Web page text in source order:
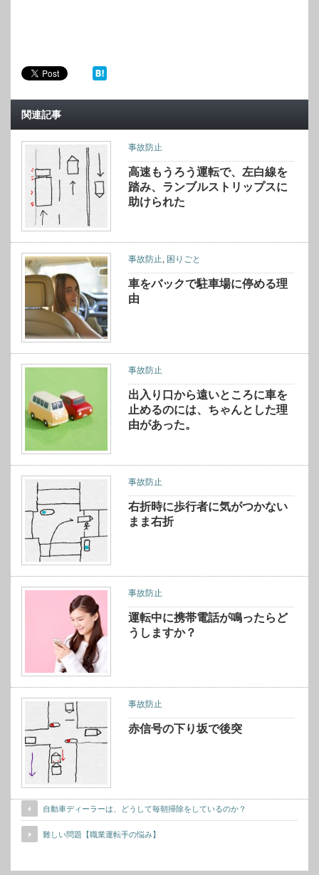
関連記事
事故防止
高速もうろう運転で、左白線を
踏み、ランブルストリップスに
助けられた
事故防止 困りごと
車をバックで駐車場に停める理
由
事故防止
出入り口から遠いところに車を
止めるのには、ちゃんとした理
由があった。
事故防止
右折時に歩行者に気がつかない
まま右折
事故防止
運転中に携帯電話が鳴ったらど
うしますか？
事故防止
赤信号の下り坂で後突
自動車ディーラーは、どうして毎朝掃除をしているのか？
難しい問題【職業運転手の悩み】